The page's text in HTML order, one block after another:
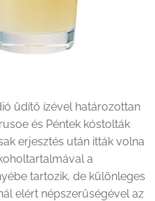
üdítő ízével határozottan
és Péntek kóstolták
erjesztés után itták volna
a
tartozik, de különleges
elért népszerűségével az